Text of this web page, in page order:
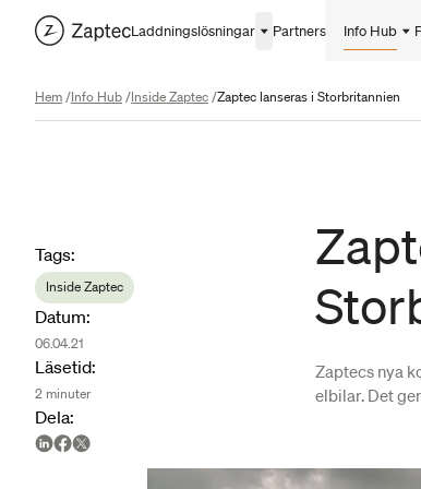
Laddningslösningar Partners Info Hub
Hem/Info Hub/Inside Zaptec/Zaptec lanseras i Storbritannien
Zaptecs nya
elbilar. Det
Article metadata
Tags:
Inside Zaptec
Datum:
06.04.21
Läsetid:
2 minuter
Dela: